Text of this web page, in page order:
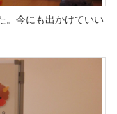
。今にも出かけていい